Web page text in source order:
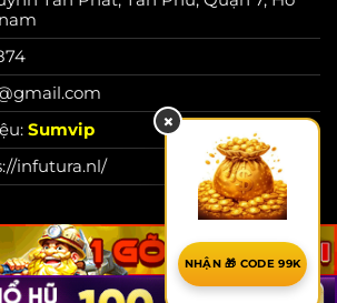
Sumvip
infutura.nl/
2026 ©infutura.nl
×
NHẬN 🎁 CODE 99K